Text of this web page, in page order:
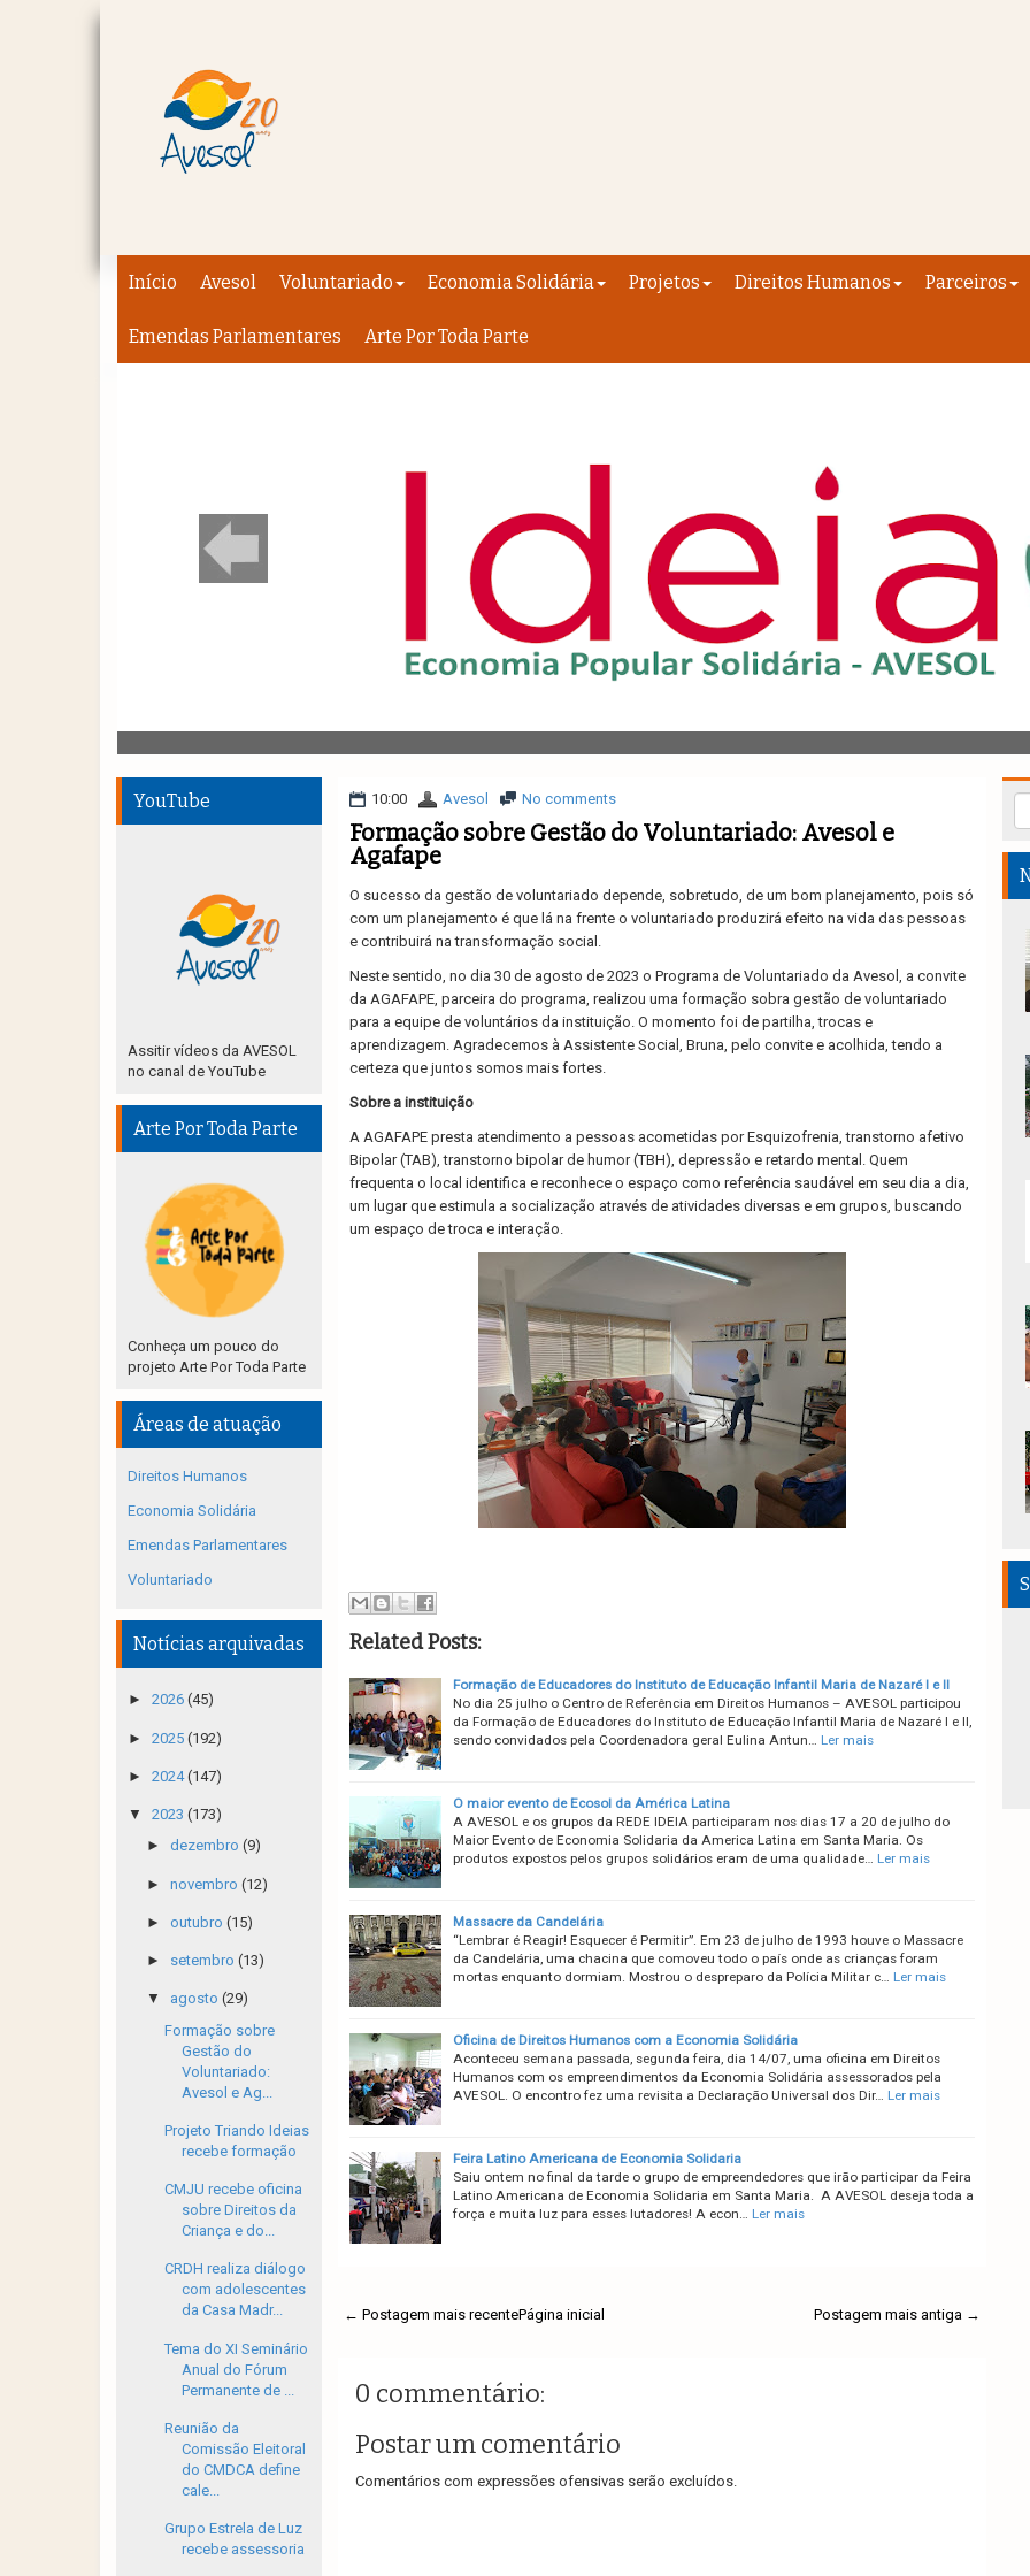
Início Avesol Voluntariado Economia Solidária Projetos Direitos Humanos Parceiros
Emendas Parlamentares Arte Por Toda Parte
10:00 Avesol No comments
Formação sobre Gestão do Voluntariado: Avesol e
Agafape
O sucesso da gestão de voluntariado depende, sobretudo, de um bom planejamento, pois só
com um planejamento é que lá na frente o voluntariado produzirá efeito na vida das pessoas
e contribuirá na transformação social.
Neste sentido, no dia 30 de agosto de 2023 o Programa de Voluntariado da Avesol, a convite
da AGAFAPE, parceira do programa, realizou uma formação sobra gestão de voluntariado
para a equipe de voluntários da instituição. O momento foi de partilha, trocas e
aprendizagem. Agradecemos à Assistente Social, Bruna, pelo convite e acolhida, tendo a
certeza que juntos somos mais fortes.
Sobre a instituição
A AGAFAPE presta atendimento a pessoas acometidas por Esquizofrenia, transtorno afetivo
Bipolar (TAB), transtorno bipolar de humor (TBH), depressão e retardo mental. Quem
frequenta o local identifica e reconhece o espaço como referência saudável em seu dia a dia,
um lugar que estimula a socialização através de atividades diversas e em grupos, buscando
um espaço de troca e interação.
Related Posts:
Formação de Educadores do Instituto de Educação Infantil Maria de Nazaré I e II
No dia 25 julho o Centro de Referência em Direitos Humanos – AVESOL participou
da Formação de Educadores do Instituto de Educação Infantil Maria de Nazaré I e II,
sendo convidados pela Coordenadora geral Eulina Antun…
Ler mais
O maior evento de Ecosol da América Latina
A AVESOL e os grupos da REDE IDEIA participaram nos dias 17 a 20 de julho do
Maior Evento de Economia Solidaria da America Latina em Santa Maria. Os
produtos expostos pelos grupos solidários eram de uma qualidade…
Ler mais
Massacre da Candelária
“Lembrar é Reagir! Esquecer é Permitir”. Em 23 de julho de 1993 houve o Massacre
da Candelária, uma chacina que comoveu todo o país onde as crianças foram
mortas enquanto dormiam. Mostrou o despreparo da Polícia Militar c…
Ler mais
Oficina de Direitos Humanos com a Economia Solidária
Aconteceu semana passada, segunda feira, dia 14/07, uma oficina em Direitos
Humanos com os empreendimentos da Economia Solidária assessorados pela
AVESOL. O encontro fez uma revisita a Declaração Universal dos Dir…
Ler mais
Feira Latino Americana de Economia Solidaria
Saiu ontem no final da tarde o grupo de empreendedores que irão participar da Feira
Latino Americana de Economia Solidaria em Santa Maria. A AVESOL deseja toda a
força e muita luz para esses lutadores! A econ…
Ler mais
← Postagem mais recente Postagem mais antiga →
Página inicial
0 commentário:
Postar um comentário
Comentários com expressões ofensivas serão excluídos.
YouTube
Assitir vídeos da AVESOL
no canal de YouTube
Arte Por Toda Parte
Conheça um pouco do
projeto Arte Por Toda Parte
Áreas de atuação
Direitos Humanos
Economia Solidária
Emendas Parlamentares
Voluntariado
Notícias arquivadas
► 2026 (45)
► 2025 (192)
► 2024(147)
▼ 2023 (173)
► dezembro (9)
► novembro (12)
► outubro (15)
► setembro (13)
▼ agosto (29)
Formação sobre
Gestão do
Voluntariado:
Avesol e Ag...
Projeto Triando Ideias
recebe formação
CMJU recebe oficina
sobre Direitos da
Criança e do...
CRDH realiza diálogo
com adolescentes
da Casa Madr...
Tema do XI Seminário
Anual do Fórum
Permanente de ...
Reunião da
Comissão Eleitoral
do CMDCA define
cale...
Grupo Estrela de Luz
recebe assessoria